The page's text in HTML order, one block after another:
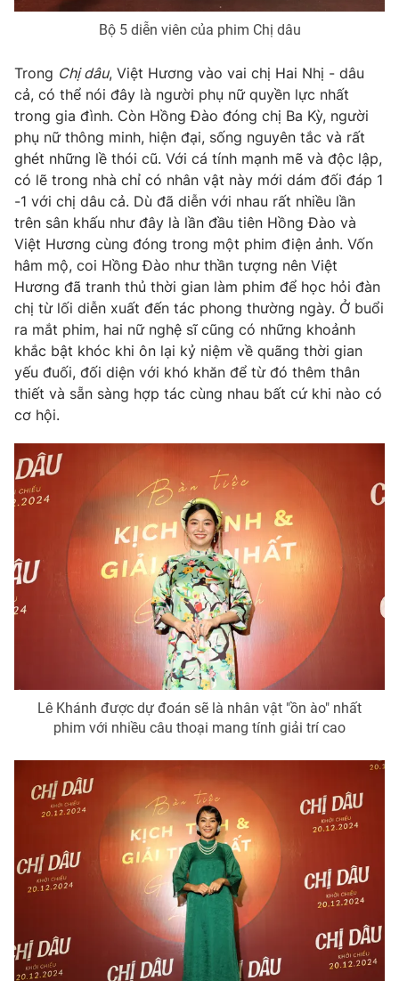
® Cấm sao chép dưới mọi hình thức nếu không có sự chấp
thuận bằng văn bản. Ghi rõ nguồn VTV.vn khi phát hành lại
thông tin từ website này.
Bộ 5 diễn viên của phim Chị dâu
Trong Chị dâu, Việt Hương vào vai chị Hai Nhị - dâu
cả, có thể nói đây là người phụ nữ quyền lực nhất
trong gia đình. Còn Hồng Đào đóng chị Ba Kỳ, người
phụ nữ thông minh, hiện đại, sống nguyên tắc và rất
ghét những lề thói cũ. Với cá tính mạnh mẽ và độc lập,
có lẽ trong nhà chỉ có nhân vật này mới dám đối đáp 1
-1 với chị dâu cả. Dù đã diễn với nhau rất nhiều lần
trên sân khấu như đây là lần đầu tiên Hồng Đào và
Việt Hương cùng đóng trong một phim điện ảnh. Vốn
hâm mộ, coi Hồng Đào như thần tượng nên Việt
Hương đã tranh thủ thời gian làm phim để học hỏi đàn
chị từ lối diễn xuất đến tác phong thường ngày. Ở buổi
ra mắt phim, hai nữ nghệ sĩ cũng có những khoảnh
khắc bật khóc khi ôn lại kỷ niệm về quãng thời gian
yếu đuối, đối diện với khó khăn để từ đó thêm thân
thiết và sẵn sàng hợp tác cùng nhau bất cứ khi nào có
cơ hội.
Lê Khánh được dự đoán sẽ là nhân vật "ồn ào" nhất
phim với nhiều câu thoại mang tính giải trí cao